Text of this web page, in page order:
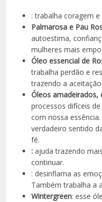
: trabalha coragem
Palmarosa e Pau
autoestima,
mulheres mais
Óleo essencial de
trabalha perdão e
trazendo a
Óleos amadeirados,
processos difíceis
com nossa
verdadeiro sentido
fé.
: ajuda trazendo
continuar.
: desinflama as
Também trabalha a
Wintergreen: esse